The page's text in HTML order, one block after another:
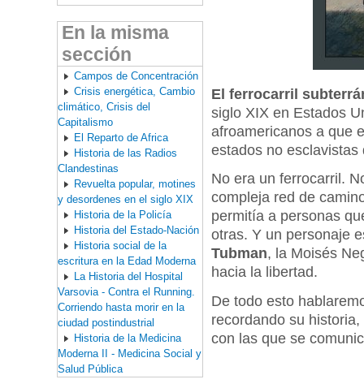
En la misma
sección
Campos de Concentración
Crisis energética, Cambio
climático, Crisis del
Capitalismo
El Reparto de Africa
Historia de las Radios
Clandestinas
Revuelta popular, motines
y desordenes en el siglo XIX
Historia de la Policía
Historia del Estado-Nación
Historia social de la
escritura en la Edad Moderna
La Historia del Hospital
Varsovia - Contra el Running.
Corriendo hasta morir en la
ciudad postindustrial
Historia de la Medicina
Moderna II - Medicina Social y
Salud Pública
El ferrocarril
siglo XIX en Estados
afroamericanos a que
estados no
No era un ferrocarril.
compleja red de
permitía a personas
otras. Y un personaje
Tubman, la Moisés
hacia la libertad.
De todo esto
recordando su
con las que se